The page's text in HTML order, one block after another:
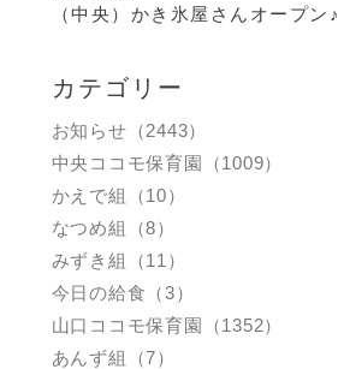
（中央）かき氷屋さんオープン♪
カテゴリー
お知らせ（2443）
中央ココモ保育園（1009）
かえで組（10）
なつめ組（8）
みずき組（11）
今日の給食（3）
山口ココモ保育園（1352）
あんず組（7）